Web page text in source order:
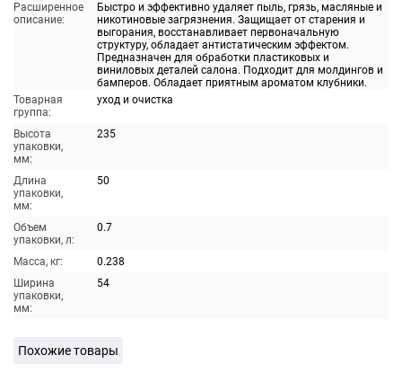
Расширенное
описание:
Быстро и эффективно удаляет пыль, грязь, масляные и
никотиновые загрязнения. Защищает от старения и
выгорания, восстанавливает первоначальную
структуру, обладает антистатическим эффектом.
Предназначен для обработки пластиковых и
виниловых деталей салона. Подходит для молдингов и
бамперов. Обладает приятным ароматом клубники.
Товарная
группа:
уход и очистка
Высота
упаковки,
мм:
235
Длина
упаковки,
мм:
50
Объем
упаковки, л:
0.7
Масса, кг:
0.238
Ширина
упаковки,
мм:
54
Похожие товары